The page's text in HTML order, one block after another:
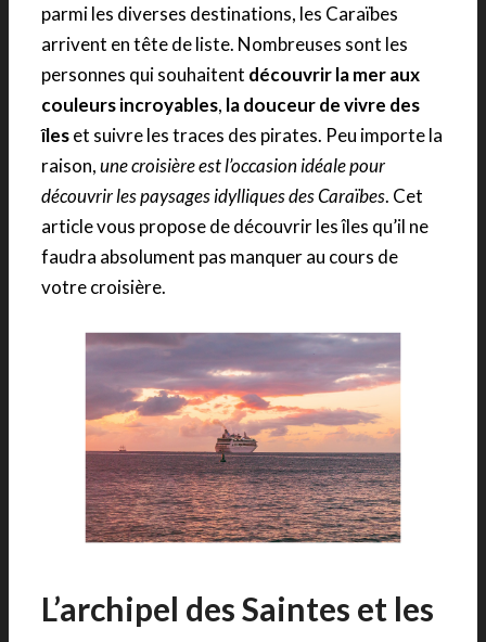
parmi les diverses destinations, les Caraïbes
arrivent en tête de liste. Nombreuses sont les
personnes qui souhaitent découvrir la mer aux
couleurs incroyables, la douceur de vivre des
îleset suivre les traces des pirates. Peu importe la
raison,une croisière est l’occasion idéale pour
découvrir les paysages idylliques des Caraïbes. Cet
article vous propose de découvrir les îles qu’il ne
faudra absolument pas manquer au cours de
votre croisière.
L’archipel des Saintes et les